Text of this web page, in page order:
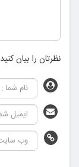
نظرتان را بیان کنید